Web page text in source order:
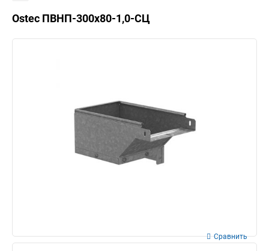
Ostec ПВНП-300х80-1,0-СЦ
Сравнить